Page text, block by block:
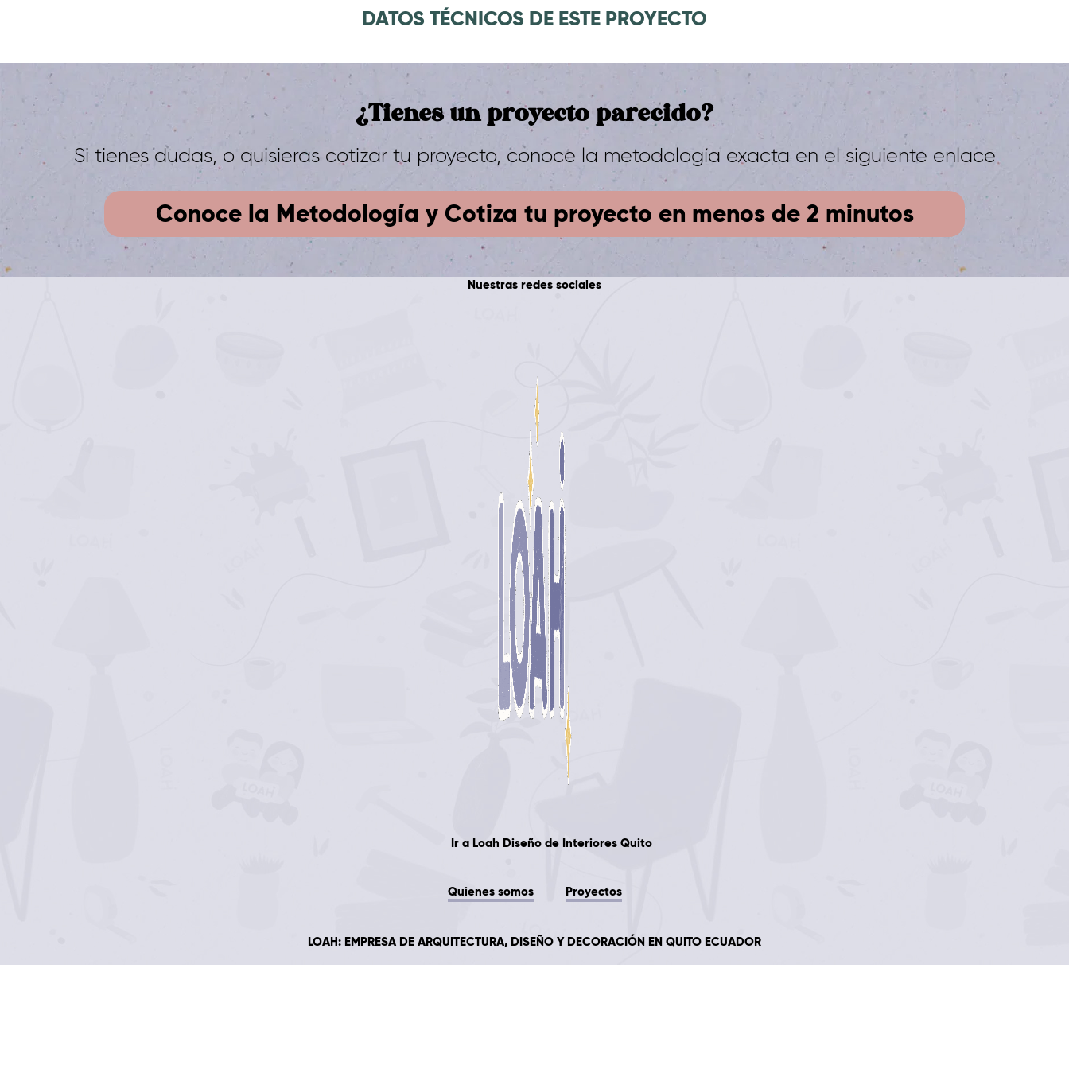
DATOS TÉCNICOS DE ESTE PROYECTO
¿Tienes un proyecto parecido?
Si tienes dudas, o quisieras cotizar tu proyecto, conoce la metodología exacta en el siguiente enlace
Conoce la Metodología y Cotiza tu proyecto en menos de 2 minutos
Nuestras redes sociales
Ir a Loah Diseño de Interiores Quito
Quienes somos Proyectos
LOAH: EMPRESA DE ARQUITECTURA, DISEÑO Y DECORACIÓN EN QUITO ECUADOR